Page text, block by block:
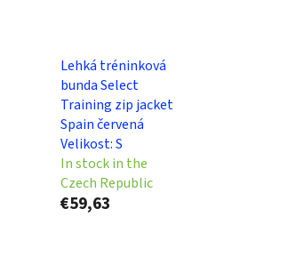
Lehká tréninková
bunda Select
Training zip jacket
Spain červená
Velikost: S
In stock in the
Czech Republic
€59,63